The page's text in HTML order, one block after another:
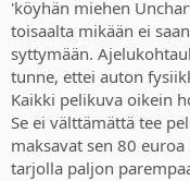
'köyhän miehen
toisaalta mikään ei
syttymään.
tunne, ettei auton
Kaikki pelikuva oikein
Se ei välttämättä tee
maksavat sen 80
tarjolla paljon